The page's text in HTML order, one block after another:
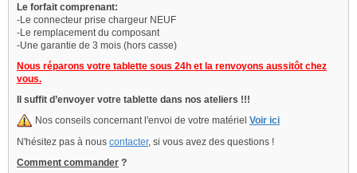
Le forfait comprenant:
-Le connecteur prise chargeur NEUF
-Le remplacement du composant
-Une garantie de 3 mois (hors casse)
Nous réparons votre tablette sous 24h et la renvoyons aussitôt chez
vous.
Il suffit d’envoyer votre tablette dans nos ateliers !!!
Nos conseils concernant l'envoi de votre matériel Voir ici
N'hésitez pas à nous contacter, si vous avez des questions !
Comment commander ?